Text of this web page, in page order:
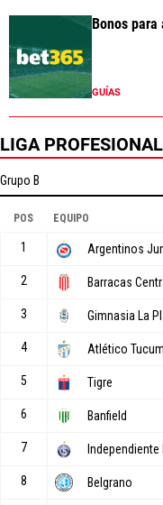
Bonos
GUÍAS
LIGA PROFESIONAL